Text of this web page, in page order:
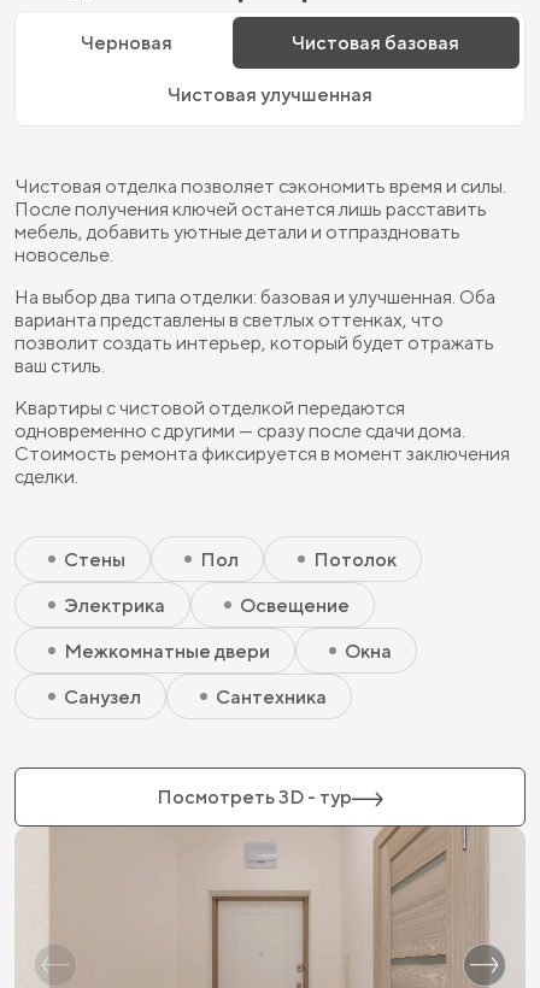
Черновая Чистовая базовая
Чистовая улучшенная
Чистовая отделка позволяет сэкономить время и силы.
После получения ключей останется лишь расставить
мебель, добавить уютные детали и отпраздновать
новоселье.
На выбор два типа отделки: базовая и улучшенная. Оба
варианта представлены в светлых оттенках, что
позволит создать интерьер, который будет отражать
ваш стиль.
Квартиры с чистовой отделкой передаются
одновременно с другими — сразу после сдачи дома.
Стоимость ремонта фиксируется в момент заключения
сделки.
Скрытый элемент 2 - Чистовая базовая
Скрытый элемент 1 - Чистовая базовая
Стены
Пол
Потолок
Электрика
Освещение
Межкомнатные двери
Окна
Санузел
Сантехника
Посмотреть 3D - тур